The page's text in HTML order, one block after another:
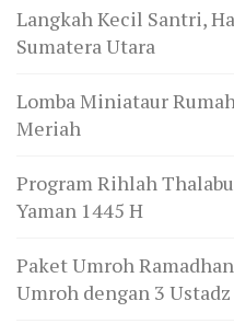
Langkah Kecil Santri,
Sumatera Utara
Lomba Miniataur
Meriah
Program Rihlah
Yaman 1445 H
Paket Umroh
Umroh dengan 3